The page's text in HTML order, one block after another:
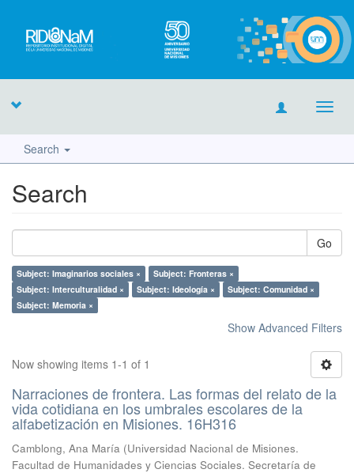
Search
Search
Go
Subject: Imaginarios sociales ×
Subject: Fronteras ×
Subject: Interculturalidad ×
Subject: Ideología ×
Subject: Comunidad ×
Subject: Memoria ×
Show Advanced Filters
Now showing items 1-1 of 1
Narraciones de frontera. Las formas del relato de la
vida cotidiana en los umbrales escolares de la
alfabetización en Misiones. 16H316
Camblong, Ana María (Universidad Nacional de Misiones.
Facultad de Humanidades y Ciencias Sociales. Secretaría de